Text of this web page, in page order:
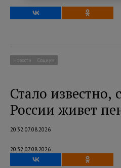
Новости Социум
Стало известно,
России живет
20:32 07.08.2026
20:32 07.08.2026